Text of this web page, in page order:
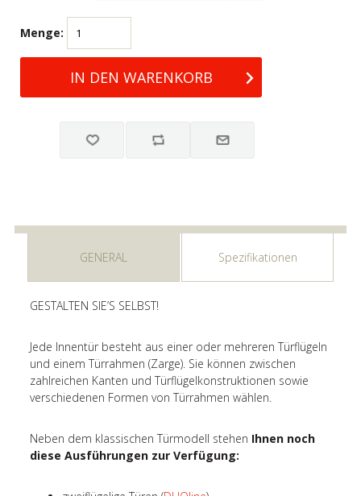
Menge:
GENERAL Spezifikationen
GESTALTEN SIE’S SELBST!
Jede Innentür besteht aus einer oder mehreren Türflügeln
und einem Türrahmen (Zarge). Sie können zwischen
zahlreichen Kanten und Türflügelkonstruktionen sowie
verschiedenen Formen von Türrahmen wählen.
Neben dem klassischen Türmodell stehen Ihnen noch
diese Ausführungen zur Verfügung: